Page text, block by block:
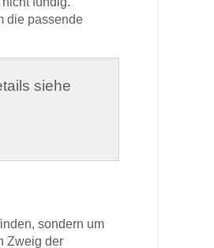
die passende
siehe
sondern um
Zweig der